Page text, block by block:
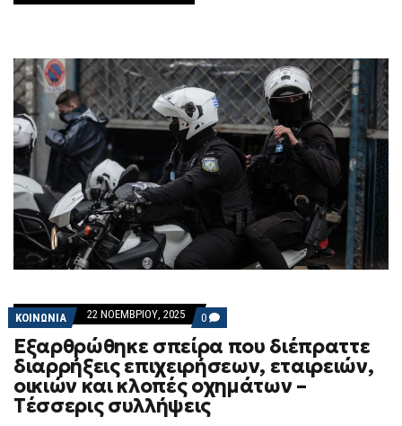
ΚΟΙΝΩΝΙΑ 22 ΝΟΕΜΒΡΊΟΥ, 2025 0 COMMENTS
ON
ΕΞΑΡΘΡΏΘΗΚΕ
ΣΠΕΊΡΑ
ΠΟΥ
ΔΙΈΠΡΑΤΤΕ
ΔΙΑΡΡΉΞΕΙΣ
ΕΠΙΧΕΙΡΉΣΕΩΝ,
Εξαρθρώθηκε σπείρα που διέπραττε
διαρρήξεις επιχειρήσεων, εταιρειών,
οικιών και κλοπές οχημάτων –
Tέσσερις συλλήψεις